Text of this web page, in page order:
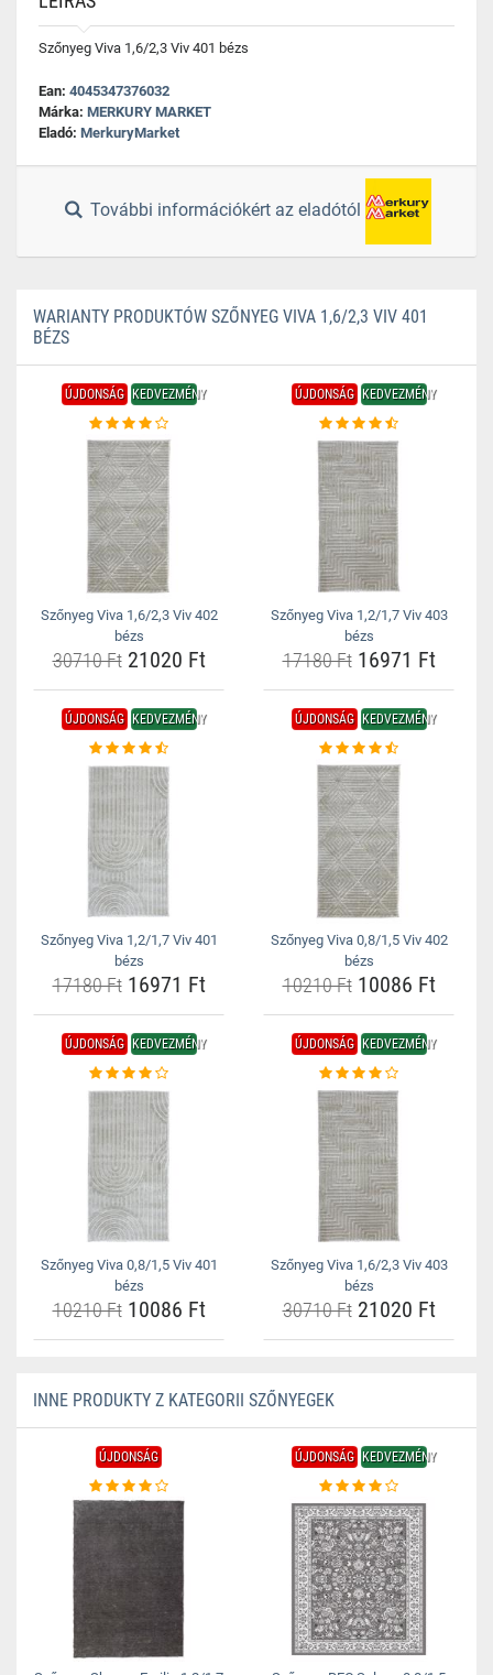
Szőnyeg Viva 1,6/2,3 Viv 401 bézs
Ean: 4045347376032
Márka: MERKURY MARKET
Eladó: MerkuryMarket
További információkért az eladótól
WARIANTY PRODUKTÓW SZŐNYEG VIVA 1,6/2,3 VIV 401
BÉZS
ÚJDONSÁG KEDVEZMÉNY
Szőnyeg Viva 1,6/2,3 Viv 402
bézs
30710 Ft21020 Ft
ÚJDONSÁG KEDVEZMÉNY
Szőnyeg Viva 1,2/1,7 Viv 403
bézs
17180 Ft16971 Ft
ÚJDONSÁG KEDVEZMÉNY
Szőnyeg Viva 1,2/1,7 Viv 401
bézs
17180 Ft16971 Ft
ÚJDONSÁG KEDVEZMÉNY
Szőnyeg Viva 0,8/1,5 Viv 402
bézs
10210 Ft10086 Ft
ÚJDONSÁG KEDVEZMÉNY
Szőnyeg Viva 0,8/1,5 Viv 401
bézs
10210 Ft10086 Ft
ÚJDONSÁG KEDVEZMÉNY
Szőnyeg Viva 1,6/2,3 Viv 403
bézs
30710 Ft21020 Ft
INNE PRODUKTY Z KATEGORII SZŐNYEGEK
ÚJDONSÁG ÚJDONSÁG KEDVEZMÉNY